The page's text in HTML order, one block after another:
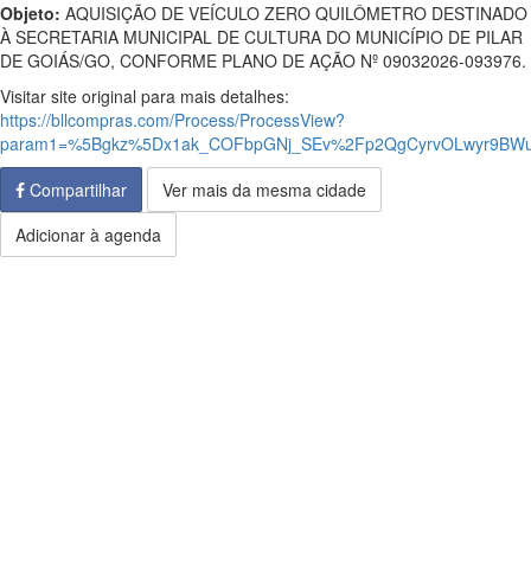
Objeto: AQUISIÇÃO DE VEÍCULO ZERO QUILÔMETRO DESTINADO
À SECRETARIA MUNICIPAL DE CULTURA DO MUNICÍPIO DE PILAR
DE GOIÁS/GO, CONFORME PLANO DE AÇÃO Nº 09032026-093976.
Visitar site original para mais detalhes:
https://bllcompras.com/Process/ProcessView?
Compartilhar
Ver mais da mesma cidade
Adicionar à agenda